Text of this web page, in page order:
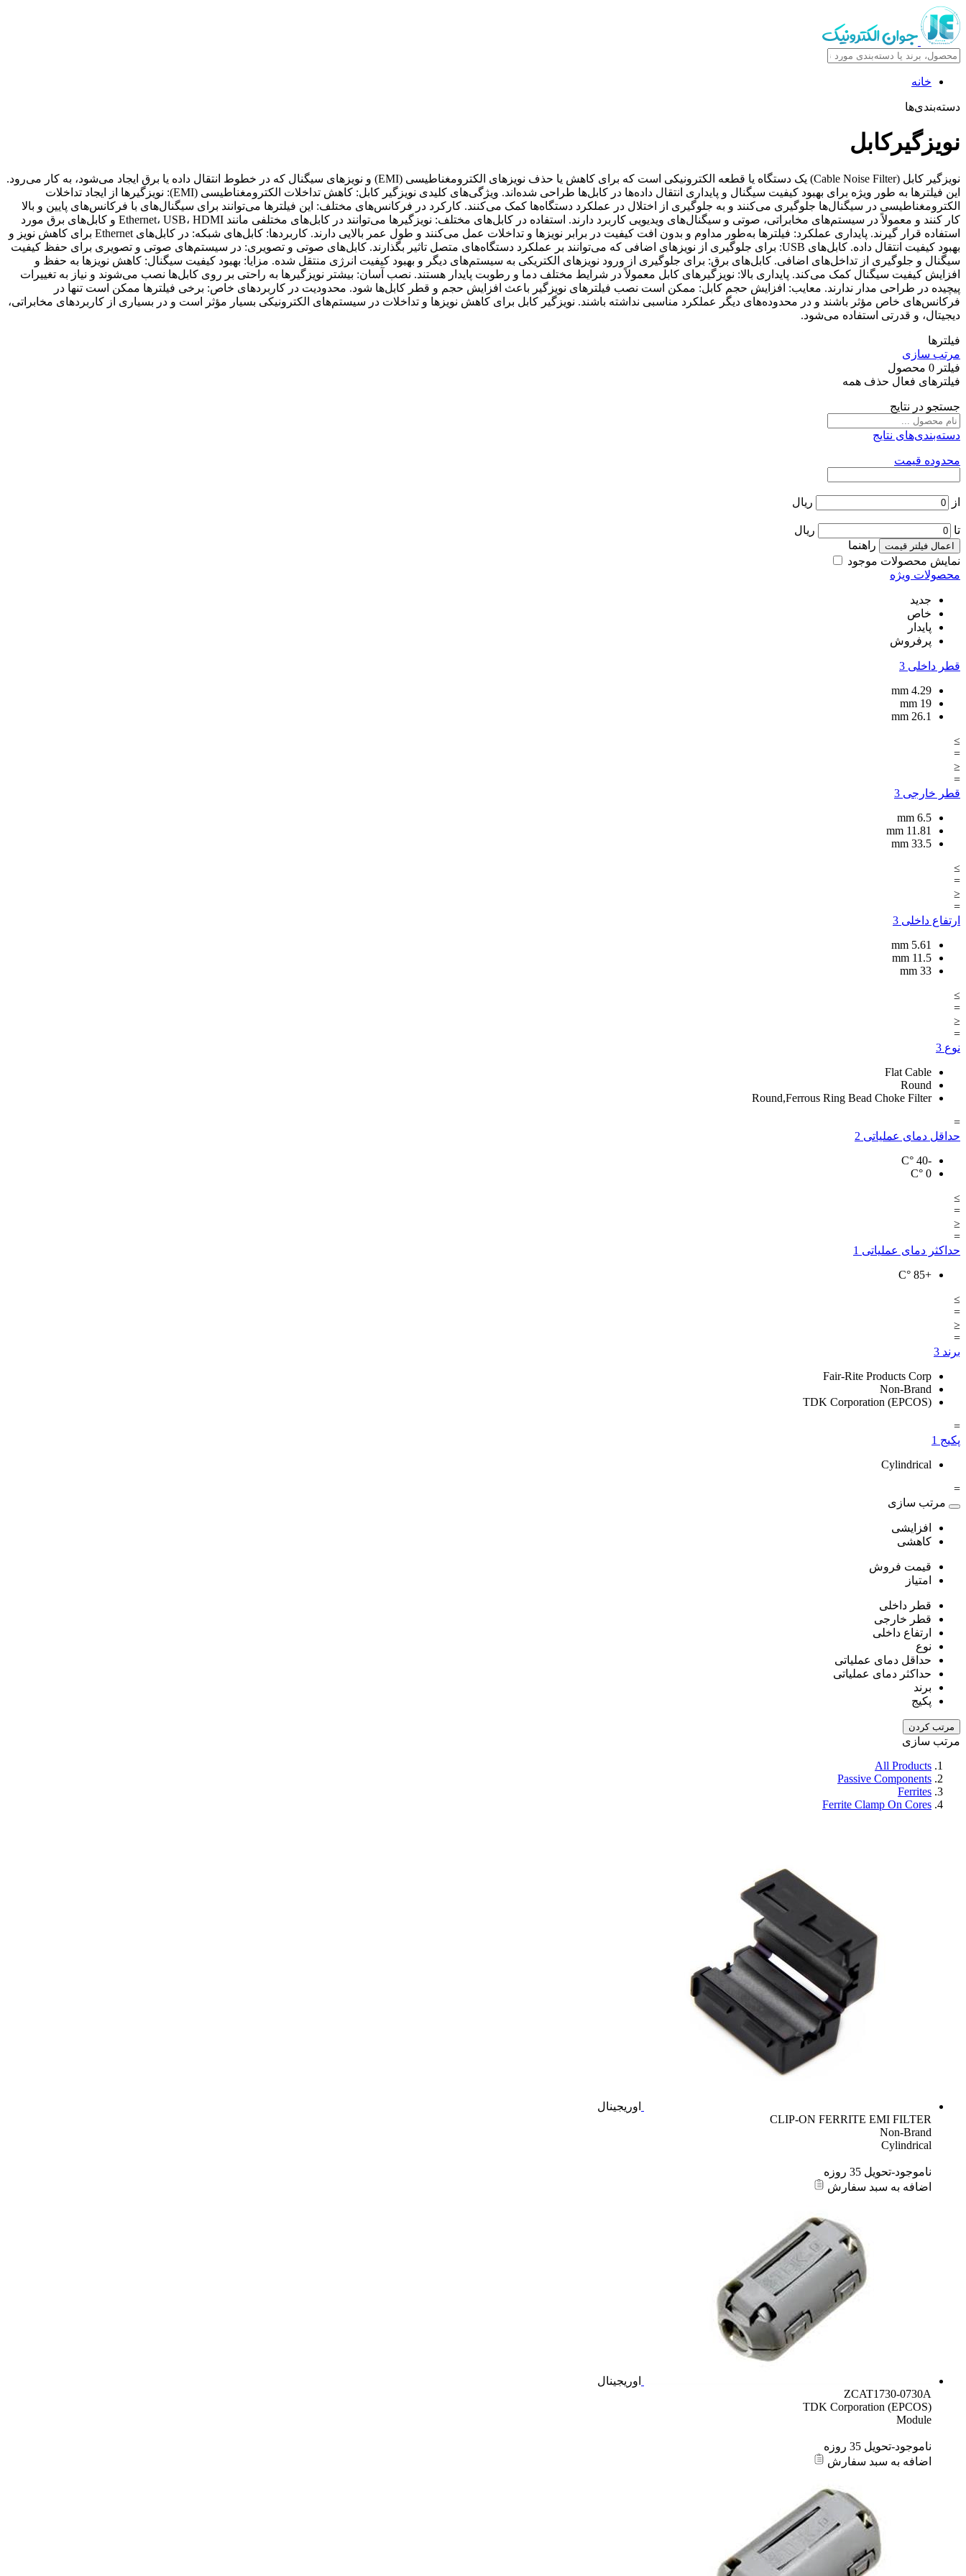
خانه
دسته‌بندی‌ها
نویزگیرکابل
نویزگیر کابل (Cable Noise Filter) یک دستگاه یا قطعه الکترونیکی است که برای کاهش یا حذف نویزهای الکترومغناطیسی (EMI) و نویزهای سیگنال که در خطوط انتقال داده یا برق ایجاد می‌شود، به کار می‌رود.
این فیلترها به طور ویژه برای بهبود کیفیت سیگنال و پایداری انتقال داده‌ها در کابل‌ها طراحی شده‌اند. ویژگی‌های کلیدی نویزگیر کابل: کاهش تداخلات الکترومغناطیسی (EMI): نویزگیرها از ایجاد تداخلات
الکترومغناطیسی در سیگنال‌ها جلوگیری می‌کنند و به جلوگیری از اختلال در عملکرد دستگاه‌ها کمک می‌کنند. کارکرد در فرکانس‌های مختلف: این فیلترها می‌توانند برای سیگنال‌های با فرکانس‌های پایین و بالا
کار کنند و معمولاً در سیستم‌های مخابراتی، صوتی و سیگنال‌های ویدیویی کاربرد دارند. استفاده در کابل‌های مختلف: نویزگیرها می‌توانند در کابل‌های مختلفی مانند Ethernet، USB، HDMI و کابل‌های برق مورد
استفاده قرار گیرند. پایداری عملکرد: فیلترها به‌طور مداوم و بدون افت کیفیت در برابر نویزها و تداخلات عمل می‌کنند و طول عمر بالایی دارند. کاربردها: کابل‌های شبکه: در کابل‌های Ethernet برای کاهش نویز و
بهبود کیفیت انتقال داده. کابل‌های USB: برای جلوگیری از نویزهای اضافی که می‌توانند بر عملکرد دستگاه‌های متصل تاثیر بگذارند. کابل‌های صوتی و تصویری: در سیستم‌های صوتی و تصویری برای حفظ کیفیت
سیگنال و جلوگیری از تداخل‌های اضافی. کابل‌های برق: برای جلوگیری از ورود نویزهای الکتریکی به سیستم‌های دیگر و بهبود کیفیت انرژی منتقل شده. مزایا: بهبود کیفیت سیگنال: کاهش نویزها به حفظ و
افزایش کیفیت سیگنال کمک می‌کند. پایداری بالا: نویزگیرهای کابل معمولاً در شرایط مختلف دما و رطوبت پایدار هستند. نصب آسان: بیشتر نویزگیرها به راحتی بر روی کابل‌ها نصب می‌شوند و نیاز به تغییرات
پیچیده در طراحی مدار ندارند. معایب: افزایش حجم کابل: ممکن است نصب فیلترهای نویزگیر باعث افزایش حجم و قطر کابل‌ها شود. محدودیت در کاربردهای خاص: برخی فیلترها ممکن است تنها در
فرکانس‌های خاص مؤثر باشند و در محدوده‌های دیگر عملکرد مناسبی نداشته باشند. نویزگیر کابل برای کاهش نویزها و تداخلات در سیستم‌های الکترونیکی بسیار مؤثر است و در بسیاری از کاربردهای مخابراتی،
دیجیتال، و قدرتی استفاده می‌شود.
فیلترها
مرتب سازی
فیلتر 0 محصول
فیلترهای فعال حذف همه
جستجو در نتایج
دسته‌بندی‌های نتایج
محدوده قیمت
از ریال
تا ریال
اعمال فیلتر قیمت
راهنما
نمایش محصولات موجود
محصولات ویژه
جدید
خاص
پایدار
پرفروش
قطر داخلی 3
4.29
mm
19
mm
26.1
mm
≥
=
≤
=
قطر خارجی 3
6.5
mm
11.81
mm
33.5
mm
≥
=
≤
=
ارتفاع داخلی 3
5.61
mm
11.5
mm
33
mm
≥
=
≤
=
نوع 3
Flat Cable
Round
Round,Ferrous Ring Bead Choke Filter
=
حداقل دمای عملیاتی 2
-40
°C
0
°C
≥
=
≤
=
حداکثر دمای عملیاتی 1
+85
°C
≥
=
≤
=
برند 3
Fair-Rite Products Corp
Non-Brand
TDK Corporation (EPCOS)
=
پکیج 1
Cylindrical
=
مرتب سازی
افزایشی
کاهشی
قیمت فروش
امتیاز
قطر داخلی
قطر خارجی
ارتفاع داخلی
نوع
حداقل دمای عملیاتی
حداکثر دمای عملیاتی
برند
پکیج
مرتب کردن
مرتب سازی
All Products
Passive Components
Ferrites
Ferrite Clamp On Cores
اوریجینال
CLIP-ON FERRITE EMI FILTER
Non-Brand
Cylindrical
ناموجود-تحویل 35 روزه
اضافه به سبد سفارش
اوریجینال
ZCAT1730-0730A
TDK Corporation (EPCOS)
Module
ناموجود-تحویل 35 روزه
اضافه به سبد سفارش